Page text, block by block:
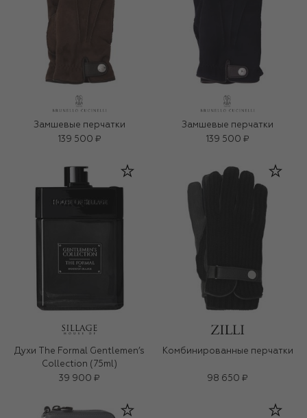
Замшевые перчатки
139 500 ₽
Замшевые перчатки
139 500 ₽
Духи The Formal Gentlemen’s
Collection (75ml)
39 900 ₽
Комбинированные перчатки
98 650 ₽